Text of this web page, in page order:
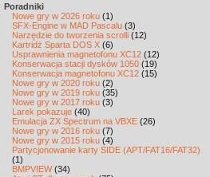
Poradniki
Nowe gry w 2026 roku (1)
SFX-Engine w MAD Pascalu (3)
Narzędzie do tworzenia scrolli (12)
Kartridż Sparta DOS X (6)
Usprawnienia magnetofonu XC12 (12)
Konserwacja stacji dysków 1050 (19)
Konserwacja magnetofonu XC12 (15)
Nowe gry w 2020 roku (2)
Nowe gry w 2019 roku (35)
Nowe gry w 2017 roku (3)
Larek pokazuje (40)
Emulacja ZX Spectrum na VBXE (26)
Nowe gry w 2016 roku (7)
Nowe gry w 2015 roku (4)
Partycjonowanie karty SIDE (APT/FAT16/FAT32)
(1)
BMPVIEW(34)